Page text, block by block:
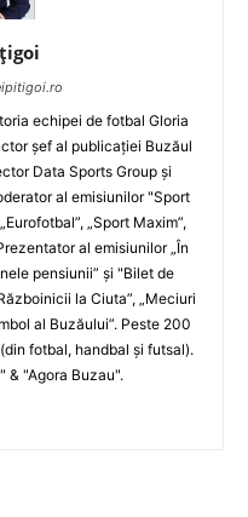
echipei de fotbal Gloria
şef al publicaţiei Buzăul
Data Sports Group şi
al emisiunilor "Sport
„Sport Maxim”,
al emisiunilor „În
pensiunii” şi "Bilet de
la Ciuta”, „Meciuri
al Buzăului”. Peste 200
fotbal, handbal şi futsal).
& "Agora Buzau".